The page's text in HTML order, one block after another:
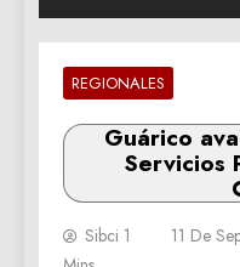
REGIONALES
Guárico
Servicios
Sibci 1 11 De